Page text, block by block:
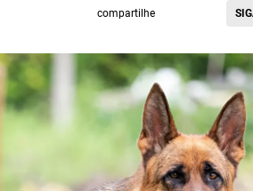
compartilhe